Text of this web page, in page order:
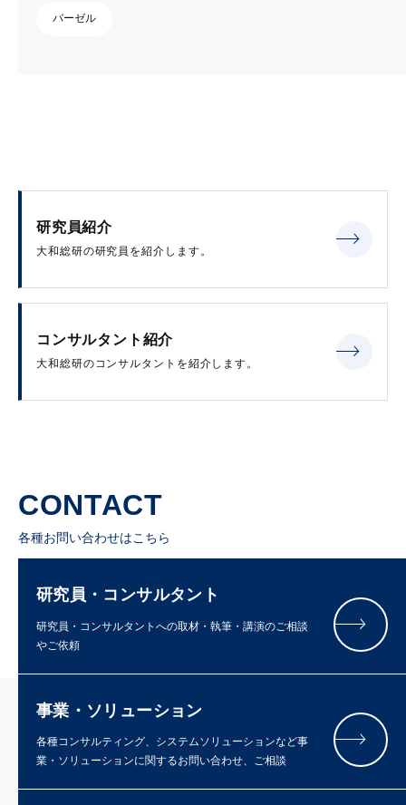
バーゼル
研究員紹介
大和総研の研究員を紹介します。
コンサルタント紹介
大和総研のコンサルタントを紹介します。
CONTACT
各種お問い合わせはこちら
研究員・コンサルタント
研究員・コンサルタントへの取材・執筆・講演のご相談
やご依頼
事業・ソリューション
各種コンサルティング、システムソリューションなど事
業・ソリューションに関するお問い合わせ、ご相談